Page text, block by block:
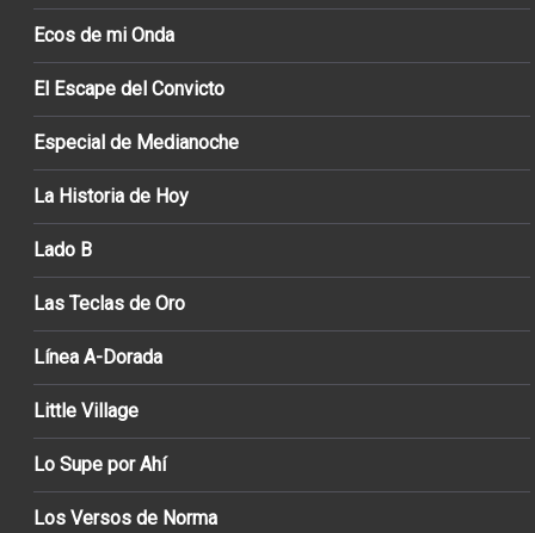
Ecos de mi Onda
El Escape del Convicto
Especial de Medianoche
La Historia de Hoy
Lado B
Las Teclas de Oro
Línea A-Dorada
Little Village
Lo Supe por Ahí
Los Versos de Norma